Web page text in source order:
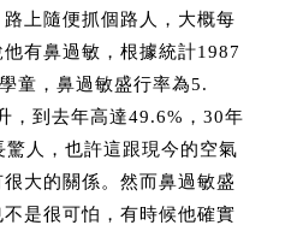
上隨便抓個路人，大概每
有鼻過敏，根據統計1987
童，鼻過敏盛行率為5.
，到去年高達49.6%，30年
驚人，也許這跟現今的空氣
大的關係。然而鼻過敏盛
是很可怕，有時候他確實